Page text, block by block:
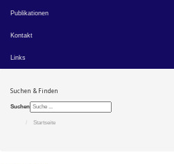
Publikationen
Kontakt
Links
Suchen & Finden
Suchen
Startseite